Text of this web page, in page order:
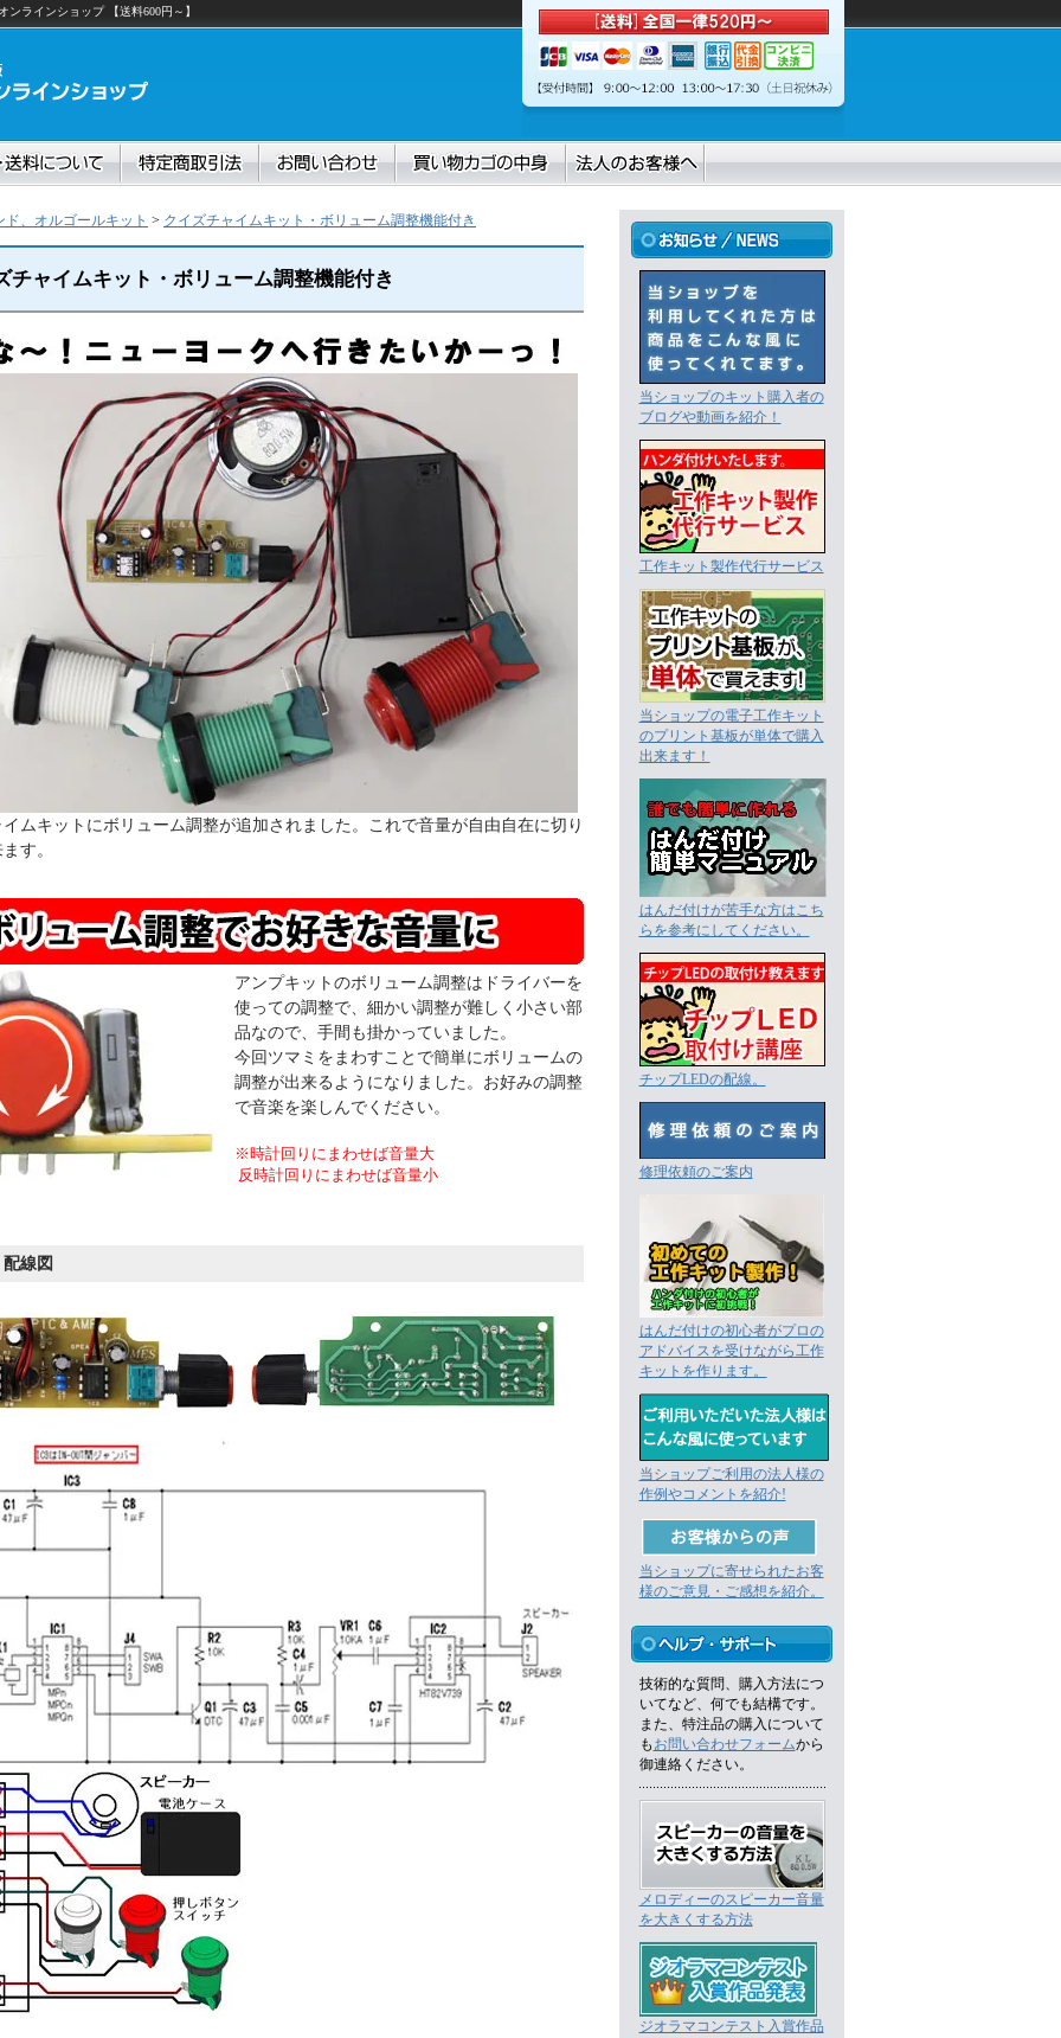
ラインショップ 【送料600円～】
ド、オルゴールキット > クイズチャイムキット・ボリューム調整機能付き
チャイムキット・ボリューム調整機能付き
ムキットにボリューム調整が追加されました。これで音量が自由自在に切り
す。
アンプキットのボリューム調整はドライバーを
使っての調整で、細かい調整が難しく小さい部
品なので、手間も掛かっていました。
今回ツマミをまわすことで簡単にボリュームの
調整が出来るようになりました。お好みの調整
で音楽を楽しんでください。
※時計回りにまわせば音量大
反時計回りにまわせば音量小
線図
当ショップのキット購入者の
ブログや動画を紹介！
工作キット製作代行サービス
当ショップの電子工作キット
のプリント基板が単体で購入
出来ます！
はんだ付けが苦手な方はこち
らを参考にしてください。
チップLEDの配線。
修理依頼のご案内
はんだ付けの初心者がプロの
アドバイスを受けながら工作
キットを作ります。
当ショップご利用の法人様の
作例やコメントを紹介!
当ショップに寄せられたお客
様のご意見・ご感想を紹介。
技術的な質問、購入方法につ
いてなど、何でも結構です。
また、特注品の購入について
も お問い合わせフォームから
御連絡ください。
メロディーのスピーカー音量
を大きくする方法
ジオラマコンテスト入賞作品